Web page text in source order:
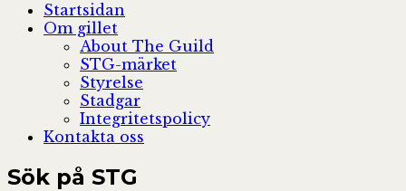
Startsidan
Om gillet
About The Guild
STG-märket
Styrelse
Stadgar
Integritetspolicy
Kontakta oss
Sök på STG